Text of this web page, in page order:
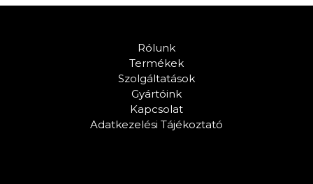
Rólunk
Termékek
Szolgáltatások
Gyártóink
Kapcsolat
Adatkezelési Tájékoztató